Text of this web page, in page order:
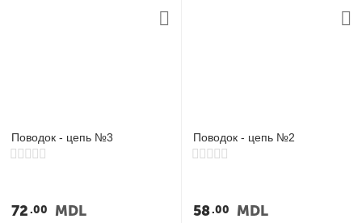
Поводок - цепь №3
72 00 MDL
Поводок - цепь №2
58 00 MDL